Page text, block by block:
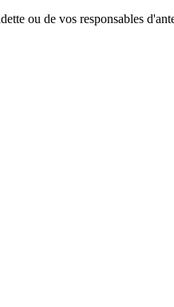
ou de vos responsables